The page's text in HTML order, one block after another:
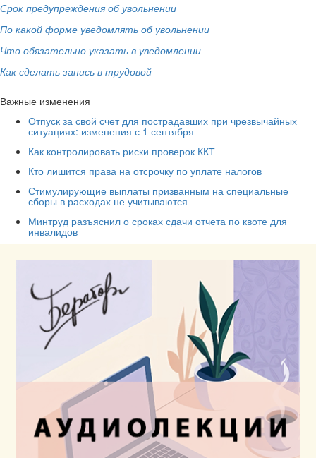
Срок предупреждения об увольнении
По какой форме уведомлять об увольнении
Что обязательно указать в уведомлении
Как сделать запись в трудовой
Важные изменения
Отпуск за свой счет для пострадавших при чрезвычайных
ситуациях: изменения с 1 сентября
Как контролировать риски проверок ККТ
Кто лишится права на отсрочку по уплате налогов
Стимулирующие выплаты призванным на специальные
сборы в расходах не учитываются
Минтруд разъяснил о сроках сдачи отчета по квоте для
инвалидов